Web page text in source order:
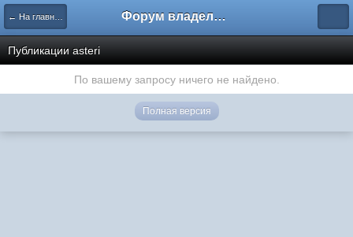
← На главную Форум владельцев интернет-магазинов
Публикации asteri
По вашему запросу ничего не найдено.
Полная версия